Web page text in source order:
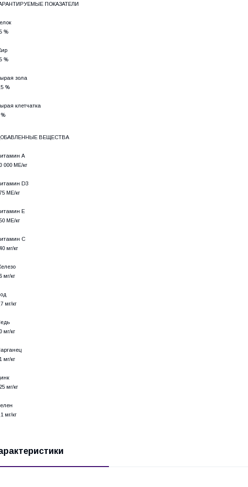
ПОКАЗАТЕЛИ
%
%
зола
%
клетчатка
%
ВЕЩЕСТВА
А
000 МЕ/кг
D3
МЕ/кг
E
МЕ/кг
C
мг/кг
мг/кг
мг/кг
мг/кг
мг/кг
мг/кг
мг/кг